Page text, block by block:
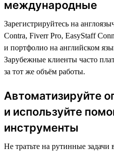
международные
Зарегистрируйтесь на
Contra, Fiverr Pro, EasyStaff
и портфолио на английском
Зарубежные клиенты часто
за тот же объём работы.
Автоматизируйте
и используйте
инструменты
Не тратьте на рутинные задачи